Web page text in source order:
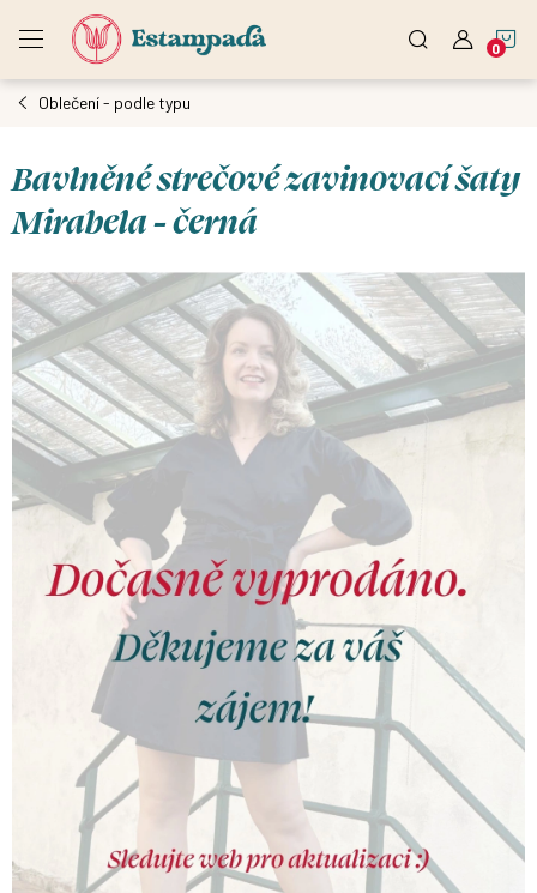
Oblečení - podle typu
Bavlněné strečové zavinovací šaty
Mirabela - černá